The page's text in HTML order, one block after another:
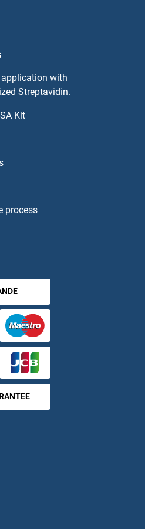
1 Kits ELISA
application with
Streptavidin.
Kit
process